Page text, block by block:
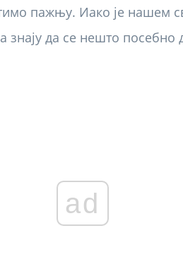
пажњу. Иако је нашем
знају да се нешто посебно
ad